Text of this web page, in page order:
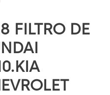
FILTRO DE